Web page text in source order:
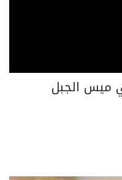
ميس الجبل